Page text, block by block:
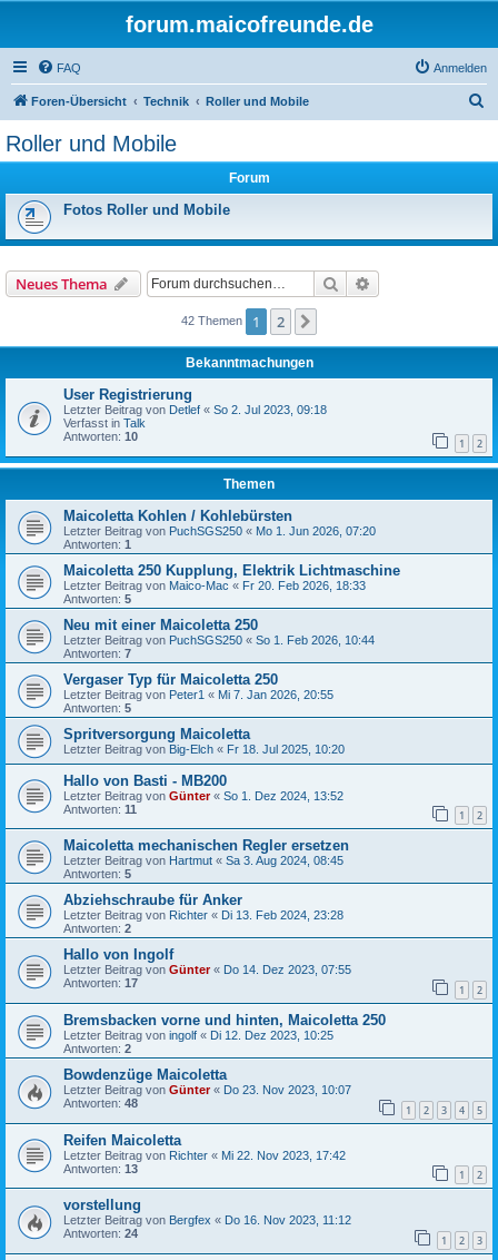
forum.maicofreunde.de
FAQ Anmelden
Foren-Übersicht Technik Roller und Mobile
Roller und Mobile
Forum
Fotos Roller und Mobile
Neues Thema Suche
42 Themen 1 2
Bekanntmachungen
User Registrierung
Letzter Beitrag von Detlef « So 2. Jul 2023, 09:18
Verfasst in Talk
Antworten: 10 1 2
Themen
Maicoletta Kohlen / Kohlebürsten
Letzter Beitrag von PuchSGS250 « Mo 1. Jun 2026, 07:20
Antworten: 1
Maicoletta 250 Kupplung, Elektrik Lichtmaschine
Letzter Beitrag von Maico-Mac « Fr 20. Feb 2026, 18:33
Antworten: 5
Neu mit einer Maicoletta 250
Letzter Beitrag von PuchSGS250 « So 1. Feb 2026, 10:44
Antworten: 7
Vergaser Typ für Maicoletta 250
Letzter Beitrag von Peter1 « Mi 7. Jan 2026, 20:55
Antworten: 5
Spritversorgung Maicoletta
Letzter Beitrag von Big-Elch « Fr 18. Jul 2025, 10:20
Hallo von Basti - MB200
Letzter Beitrag von Günter« So 1. Dez 2024, 13:52
Antworten: 11 1 2
Maicoletta mechanischen Regler ersetzen
Letzter Beitrag von Hartmut « Sa 3. Aug 2024, 08:45
Antworten: 5
Abziehschraube für Anker
Letzter Beitrag von Richter « Di 13. Feb 2024, 23:28
Antworten: 2
Hallo von Ingolf
Letzter Beitrag von Günter« Do 14. Dez 2023, 07:55
Antworten: 17 1 2
Bremsbacken vorne und hinten, Maicoletta 250
Letzter Beitrag von ingolf « Di 12. Dez 2023, 10:25
Antworten: 2
Bowdenzüge Maicoletta
Letzter Beitrag von Günter« Do 23. Nov 2023, 10:07
Antworten: 48 1 2 3 4 5
Reifen Maicoletta
Letzter Beitrag von Richter « Mi 22. Nov 2023, 17:42
Antworten: 13 1 2
vorstellung
Letzter Beitrag von Bergfex « Do 16. Nov 2023, 11:12
Antworten: 24 1 2 3